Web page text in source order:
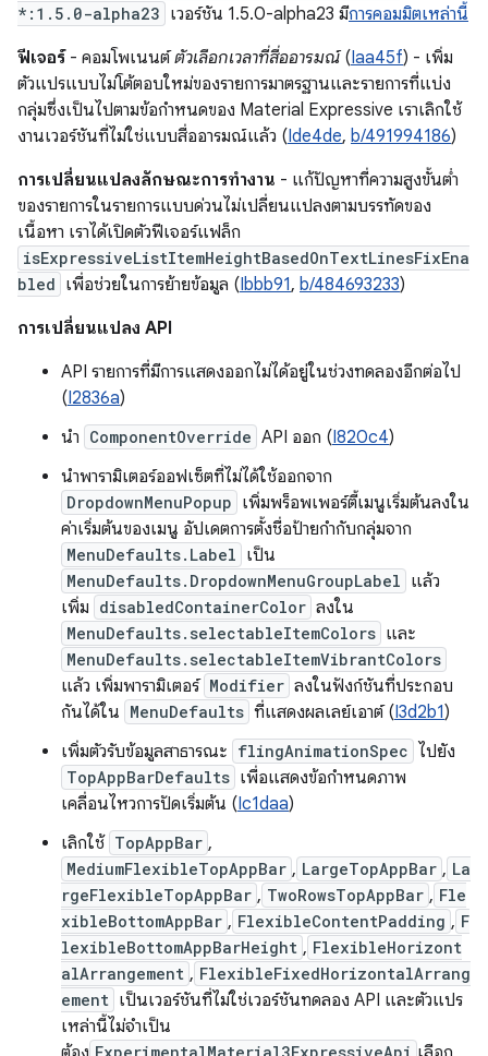
*:1.5.0-alpha23 เวอร์ชัน 1.5.0-alpha23 มีการคอมมิตเหล่านี้
ฟีเจอร์- คอมโพเนนต์ตัวเลือกเวลาที่สื่ออารมณ์(Iaa45f) - เพิ่ม
ตัวแปรแบบไม่โต้ตอบใหม่ของรายการมาตรฐานและรายการที่แบ่ง
กลุ่มซึ่งเป็นไปตามข้อกำหนดของ Material Expressive เราเลิกใช้
งานเวอร์ชันที่ไม่ใช่แบบสื่ออารมณ์แล้ว (Ide4de, b/491994186)
การเปลี่ยนแปลงลักษณะการทำงาน - แก้ปัญหาที่ความสูงขั้นต่ำ
ของรายการในรายการแบบด่วนไม่เปลี่ยนแปลงตามบรรทัดของ
เนื้อหา เราได้เปิดตัวฟีเจอร์แฟล็ก
isExpressiveListItemHeightBasedOnTextLinesFixEna
bled เพื่อช่วยในการย้ายข้อมูล (Ibbb91, b/484693233)
การเปลี่ยนแปลง API
API รายการที่มีการแสดงออกไม่ได้อยู่ในช่วงทดลองอีกต่อไป
(I2836a)
นำ ComponentOverride API ออก (I820c4)
นำพารามิเตอร์ออฟเซ็ตที่ไม่ได้ใช้ออกจาก
DropdownMenuPopup เพิ่มพร็อพเพอร์ตี้เมนูเริ่มต้นลงใน
ค่าเริ่มต้นของเมนู อัปเดตการตั้งชื่อป้ายกำกับกลุ่มจาก
MenuDefaults.Label เป็น
MenuDefaults.DropdownMenuGroupLabel แล้ว
เพิ่ม disabledContainerColor ลงใน
MenuDefaults.selectableItemColors และ
MenuDefaults.selectableItemVibrantColors
แล้ว เพิ่มพารามิเตอร์ Modifier ลงในฟังก์ชันที่ประกอบ
กันได้ใน MenuDefaults ที่แสดงผลเลย์เอาต์ (I3d2b1)
เพิ่มตัวรับข้อมูลสาธารณะ flingAnimationSpec ไปยัง
TopAppBarDefaults เพื่อแสดงข้อกำหนดภาพ
เคลื่อนไหวการปัดเริ่มต้น (Ic1daa)
เลิกใช้ TopAppBar ,
MediumFlexibleTopAppBar , LargeTopAppBar , La
rgeFlexibleTopAppBar , TwoRowsTopAppBar , Fle
xibleBottomAppBar , FlexibleContentPadding , F
lexibleBottomAppBarHeight , FlexibleHorizont
alArrangement , FlexibleFixedHorizontalArrang
ement เป็นเวอร์ชันที่ไม่ใช่เวอร์ชันทดลอง API และตัวแปร
เหล่านี้ไม่จำเป็น